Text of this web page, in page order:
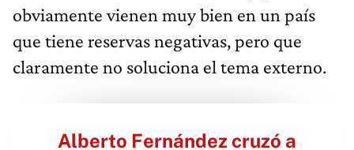
obviamente vienen muy bien en un país
que tiene reservas negativas, pero que
claramente no soluciona el tema externo.
Alberto Fernández cruzó a